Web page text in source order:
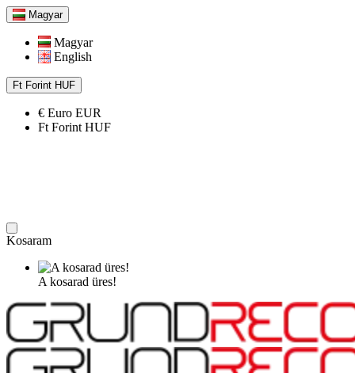
Magyar
Magyar
English
Ft Forint HUF
€ Euro EUR
Ft Forint HUF
Kosaram
A kosarad üres!